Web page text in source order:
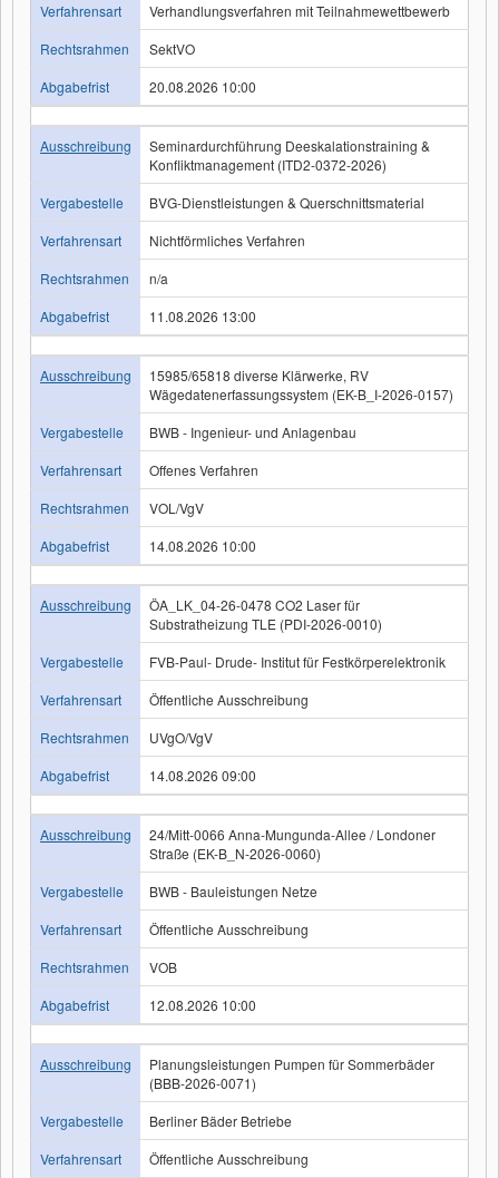
Verfahrensart
Verhandlungsverfahren mit Teilnahmewettbewerb
Rechtsrahmen
SektVO
Abgabefrist
20.08.2026 10:00
Ausschreibung
Seminardurchführung Deeskalationstraining &
Konfliktmanagement (ITD2-0372-2026)
Vergabestelle
BVG-Dienstleistungen & Querschnittsmaterial
Verfahrensart
Nichtförmliches Verfahren
Rechtsrahmen
n/a
Abgabefrist
11.08.2026 13:00
Ausschreibung
15985/65818 diverse Klärwerke, RV
Wägedatenerfassungssystem (EK-B_I-2026-0157)
Vergabestelle
BWB - Ingenieur- und Anlagenbau
Verfahrensart
Offenes Verfahren
Rechtsrahmen
VOL/VgV
Abgabefrist
14.08.2026 10:00
Ausschreibung
ÖA_LK_04-26-0478 CO2 Laser für
Substratheizung TLE (PDI-2026-0010)
Vergabestelle
FVB-Paul- Drude- Institut für Festkörperelektronik
Verfahrensart
Öffentliche Ausschreibung
Rechtsrahmen
UVgO/VgV
Abgabefrist
14.08.2026 09:00
Ausschreibung
24/Mitt-0066 Anna-Mungunda-Allee / Londoner
Straße (EK-B_N-2026-0060)
Vergabestelle
BWB - Bauleistungen Netze
Verfahrensart
Öffentliche Ausschreibung
Rechtsrahmen
VOB
Abgabefrist
12.08.2026 10:00
Ausschreibung
Planungsleistungen Pumpen für Sommerbäder
(BBB-2026-0071)
Vergabestelle
Berliner Bäder Betriebe
Verfahrensart
Öffentliche Ausschreibung